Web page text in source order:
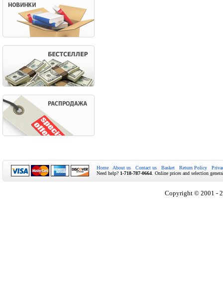
Home About us Contact us Basket Return Policy
Need help? 1-718-787-0664 . Online prices and selection
Copyright © 2001 -